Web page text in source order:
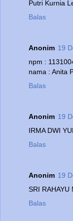
Putri Kurnia
Balas
Anonim 19
npm :
nama : Anita
Balas
Anonim 19
IRMA DWI
Balas
Anonim 19
SRI RAHAYU
Balas